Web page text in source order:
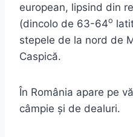
european, lipsind din
(dincolo de 63-64o
stepele de la nord de
Caspică.
În România apare pe
câmpie şi de dealuri.